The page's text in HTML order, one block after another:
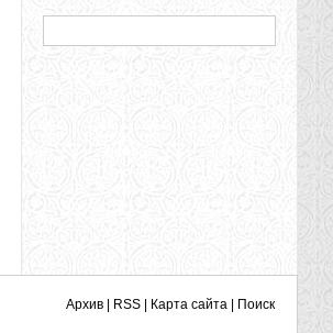
Архив RSS Карта сайта Поиск